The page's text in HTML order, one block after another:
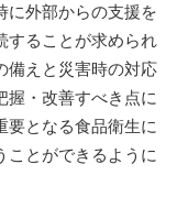
外部からの支援を
することが求められ
備えと災害時の対応
握・改善すべき点に
要となる食品衛生に
ことができるように